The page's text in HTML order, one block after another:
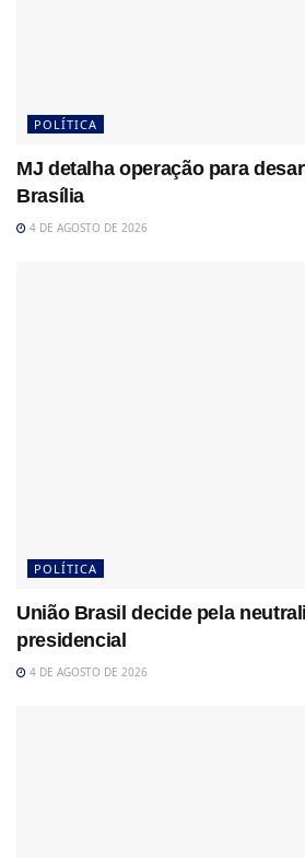
POLÍTICA
MJ detalha operação para
Brasília
4 DE AGOSTO DE 2026
POLÍTICA
União Brasil decide pela
presidencial
4 DE AGOSTO DE 2026